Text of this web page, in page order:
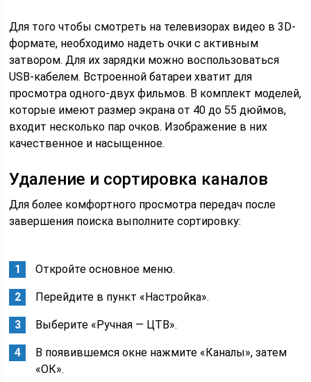
Для того чтобы смотреть на телевизорах видео в 3D-
формате, необходимо надеть очки с активным
затвором. Для их зарядки можно воспользоваться
USB-кабелем. Встроенной батареи хватит для
просмотра одного-двух фильмов. В комплект моделей,
которые имеют размер экрана от 40 до 55 дюймов,
входит несколько пар очков. Изображение в них
качественное и насыщенное.
Удаление и сортировка каналов
Для более комфортного просмотра передач после
завершения поиска выполните сортировку:
Откройте основное меню.
Перейдите в пункт «Настройка».
Выберите «Ручная — ЦТВ».
В появившемся окне нажмите «Каналы», затем
«ОК».